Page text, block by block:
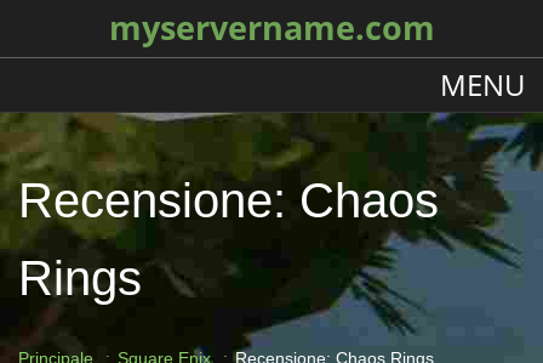
myservername.com
MENU
Recensione: Chaos
Rings
Principale Square Enix Recensione: Chaos Rings